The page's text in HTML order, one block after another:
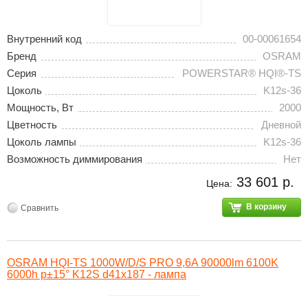
Внутренний код
00-00061654
Бренд
OSRAM
Серия
POWERSTAR® HQI®-TS
Цоколь
K12s-36
Мощность, Вт
2000
Цветность
Дневной
Цоколь лампы
K12s-36
Возможность диммирования
Нет
Цена: 33 601 р.
В корзину
Сравнить
OSRAM HQI-TS 1000W/D/S PRO 9,6A 90000lm 6100K
6000h p±15° K12S d41х187 - лампа